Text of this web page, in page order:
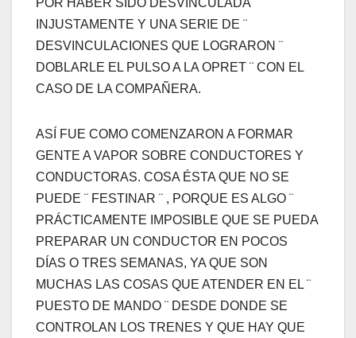
POR HABER SIDO DESVINCULADA
INJUSTAMENTE Y UNA SERIE DE ¨
DESVINCULACIONES QUE LOGRARON ¨
DOBLARLE EL PULSO A LA OPRET ¨ CON EL
CASO DE LA COMPAÑERA.
ASÍ FUE COMO COMENZARON A FORMAR
GENTE A VAPOR SOBRE CONDUCTORES Y
CONDUCTORAS. COSA ÉSTA QUE NO SE
PUEDE ¨ FESTINAR ¨ , PORQUE ES ALGO ¨
PRÁCTICAMENTE IMPOSIBLE QUE SE PUEDA
PREPARAR UN CONDUCTOR EN POCOS
DÍAS O TRES SEMANAS, YA QUE SON
MUCHAS LAS COSAS QUE ATENDER EN EL ¨
PUESTO DE MANDO ¨ DESDE DONDE SE
CONTROLAN LOS TRENES Y QUE HAY QUE